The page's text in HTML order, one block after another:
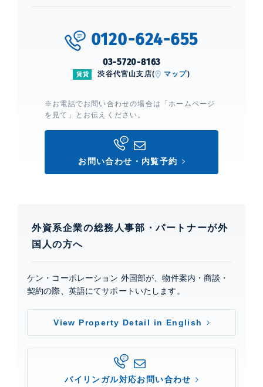
建物詳細
0120-624-655
03-5720-8163
賃貸 渋谷代官山支店( マップ)
※お電話でお問い合わせの場合は「ホームページ
を見て」とお伝えください。
お問い合わせ・内覧予約
外資系企業の総務人事部・パートナーが外
国人の方へ
ケン・コーポレーション 外国部が、物件案内・商談・
契約の際、英語にてサポートいたします。
View Property Detail in English
バイリンガル対応お問い合わせ